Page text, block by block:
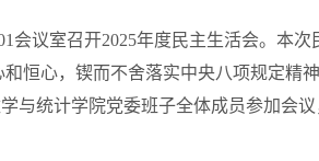
会议室召开2025年度民主生活会。本
心，锲而不舍落实中央八项规定精
统计学院党委班子全体成员参加会